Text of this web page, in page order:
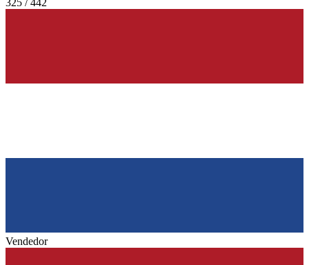
325 / 442
Vendedor